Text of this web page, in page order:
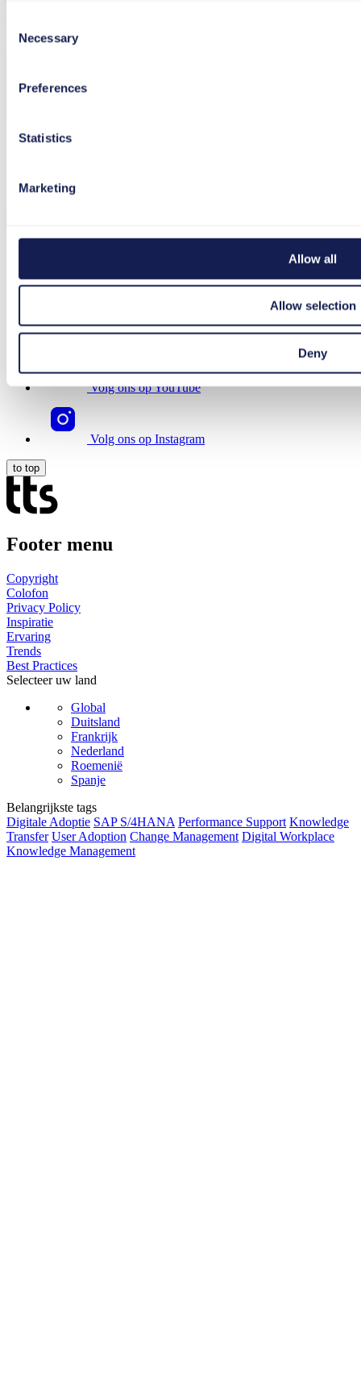
Selection
Necessary
Preferences
Statistics
Marketing
Allow all
Allow selection
Deny
privacybeleid
Volg ons op Facebook
Volg ons op LinkedIn
Volg ons op YouTube
Volg ons op Instagram
to top
Footer menu
Copyright
Colofon
Privacy Policy
Inspiratie
Ervaring
Trends
Best Practices
Selecteer uw land
Global
Duitsland
Frankrijk
Nederland
Roemenië
Spanje
Belangrijkste tags
Digitale Adoptie SAP S/4HANA Performance Support Knowledge
Transfer User Adoption Change Management Digital Workplace
Knowledge Management